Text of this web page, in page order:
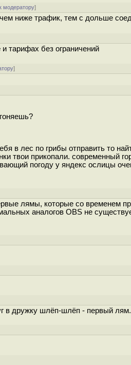
модератору]
ниже трафик, тем с дольше
тарифах без ограничений
]
в лес по грибы отправить то
твои прикопали. современный
погоду у яндекс ослицы
лямы, которые со временем
аналогов OBS не
в дружку шлёп-шлёп - первый